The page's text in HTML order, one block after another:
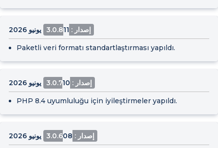
إصدار : 3.0.8 11 يونيو 2026
Paketli veri formatı standartlaştırması yapıldı.
إصدار : 3.0.7 10 يونيو 2026
PHP 8.4 uyumluluğu için iyileştirmeler yapıldı.
إصدار : 3.0.6 08 يونيو 2026